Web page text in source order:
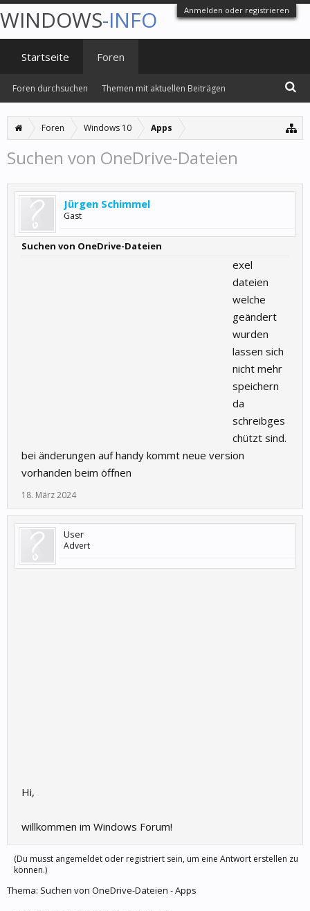
Anmelden oder registrieren
Foren Windows 10 Apps
Suchen von OneDrive-Dateien
Jürgen Schimmel
Gast
Suchen von OneDrive-Dateien
exel
dateien
welche
geändert
wurden
lassen sich
nicht mehr
speichern
da
schreibges
chützt sind.
bei änderungen auf handy kommt neue version
vorhanden beim öffnen
18. März 2024
User
Advert
Hi,
willkommen im Windows Forum!
(Du musst angemeldet oder registriert sein, um eine Antwort erstellen zu
können.)
Thema: Suchen von OneDrive-Dateien - Apps
WINDOWS-INFO
Startseite Foren
Foren durchsuchen Themen mit aktuellen Beiträgen